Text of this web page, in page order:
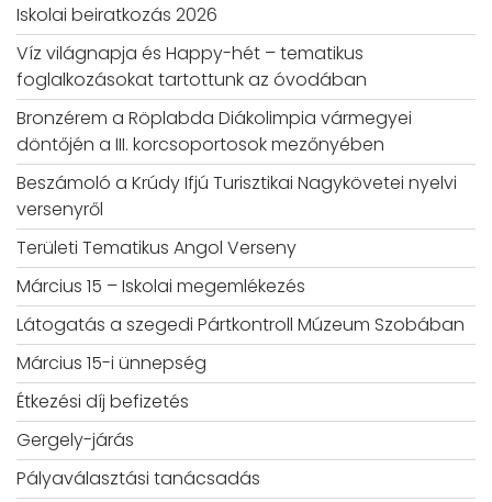
Iskolai beiratkozás 2026
Víz világnapja és Happy-hét – tematikus
foglalkozásokat tartottunk az óvodában
Bronzérem a Röplabda Diákolimpia vármegyei
döntőjén a III. korcsoportosok mezőnyében
Beszámoló a Krúdy Ifjú Turisztikai Nagykövetei nyelvi
versenyről
Területi Tematikus Angol Verseny
Március 15 – Iskolai megemlékezés
Látogatás a szegedi Pártkontroll Múzeum Szobában
Március 15-i ünnepség
Étkezési díj befizetés
Gergely-járás
Pályaválasztási tanácsadás